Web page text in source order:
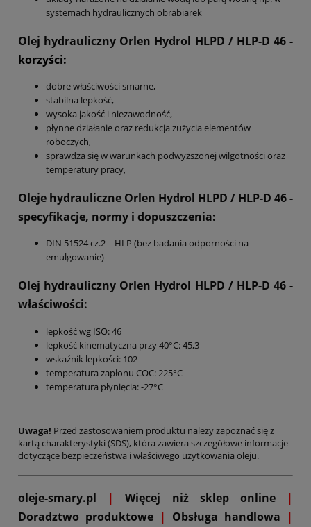
systemach hydraulicznych obrabiarek
Olej hydrauliczny Orlen Hydrol HLPD / HLP-D 46 -
korzyści:
dobre właściwości smarne,
stabilna lepkość,
wysoka jakość i niezawodność,
płynne działanie oraz redukcja zużycia elementów
roboczych,
sprawdza się w warunkach podwyższonej wilgotności oraz
temperatury pracy,
Oleje hydrauliczne Orlen Hydrol HLPD / HLP-D 46-
specyfikacje, normy i dopuszczenia:
DIN 51524 cz.2 – HLP (bez badania odporności na
emulgowanie)
Olej hydrauliczny Orlen Hydrol HLPD / HLP-D 46 -
właściwości:
lepkość wg ISO: 46
lepkość kinematyczna przy 40°C: 45,3
wskaźnik lepkości: 102
temperatura zapłonu COC: 225°C
temperatura płynięcia: -27°C
Uwaga! Przed zastosowaniem produktu należy zapoznać się z
kartą charakterystyki (SDS), która zawiera szczegółowe informacje
dotyczące bezpieczeństwa i właściwego użytkowania oleju.
oleje-smary.pl | Więcej niż sklep online
|
Doradztwo produktowe | Obsługa handlowa |